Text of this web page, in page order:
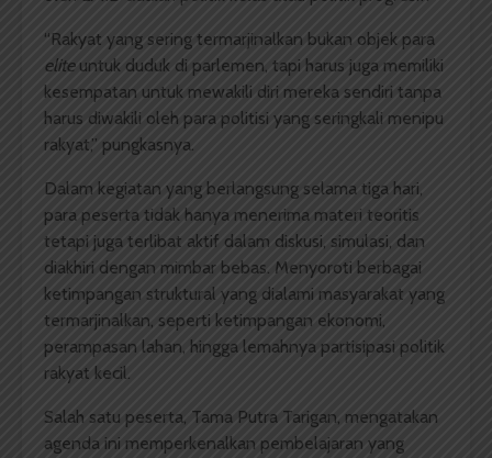
“Rakyat yang sering termarjinalkan bukan objek para
eliteuntuk duduk di parlemen, tapi harus juga memiliki
kesempatan untuk mewakili diri mereka sendiri tanpa
harus diwakili oleh para politisi yang seringkali menipu
rakyat,” pungkasnya.
Dalam kegiatan yang berlangsung selama tiga hari,
para peserta tidak hanya menerima materi teoritis
tetapi juga terlibat aktif dalam diskusi, simulasi, dan
diakhiri dengan mimbar bebas. Menyoroti berbagai
ketimpangan struktural yang dialami masyarakat yang
termarjinalkan, seperti ketimpangan ekonomi,
perampasan lahan, hingga lemahnya partisipasi politik
rakyat kecil.
Salah satu peserta, Tama Putra Tarigan, mengatakan
agenda ini memperkenalkan pembelajaran yang